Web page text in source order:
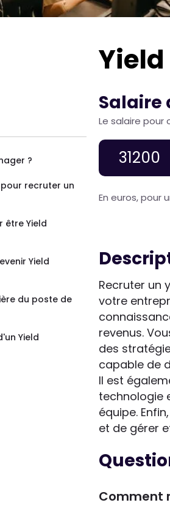
?
recruter un
être Yield
Yield
du poste de
Yield
Salaire
Le salaire
31200
En euros, pour
Recruter un
votre
revenus.
des
capable de
Il est
technologie
équipe.
et de gérer
Comment